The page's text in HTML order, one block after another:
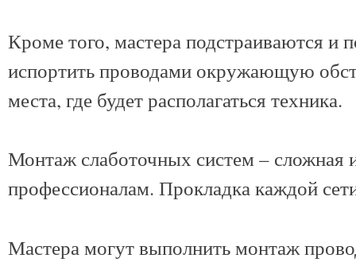
Кроме того, мастера подстраиваются
испортить проводами окружающую
места, где будет располагаться техника.
Монтаж слаботочных систем – сложная
профессионалам. Прокладка каждой
Мастера могут выполнить монтаж